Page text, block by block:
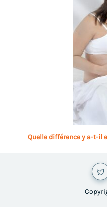
Quelle différence y a-t-il